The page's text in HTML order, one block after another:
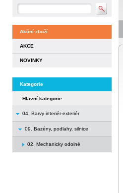
Akční zboží
AKCE
NOVINKY
Kategorie
Hlavní kategorie
04. Barvy interiér-exteriér
09. Bazény, podlahy, silnice
02. Mechanicky odolné